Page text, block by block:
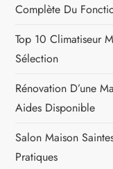
i
o
n
d
e
Complète Du
Top 10 Climatiseur
Sélection
Rénovation D’une
Aides Disponible
Salon Maison
Pratiques